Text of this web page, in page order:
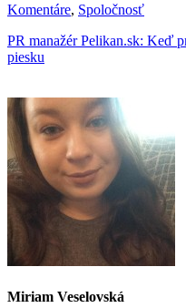
Komentáre, Spoločnosť
PR manažér Pelikan.sk: Keď
piesku
Miriam Veselovská